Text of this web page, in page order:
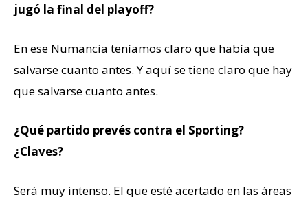
jugó la final del playoff?
En ese Numancia teníamos claro que había que
salvarse cuanto antes. Y aquí se tiene claro que hay
que salvarse cuanto antes.
¿Qué partido prevés contra el Sporting?
¿Claves?
Será muy intenso. El que esté acertado en las áreas